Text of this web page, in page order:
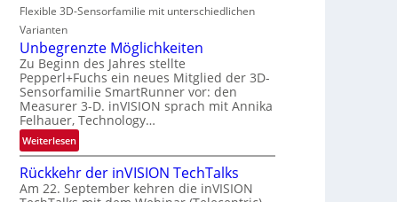
S
i
e
s
-
B
-
R
u
n
R
e
g
i
o
n
c
t
r
a
l
N
e
w
s
‘
Flexible 3D-Sensorfamilie mit unterschiedlichen
Varianten
Unbegrenzte Möglichkeiten
Zu Beginn des Jahres stellte
Pepperl+Fuchs ein neues Mitglied der 3D-
Sensorfamilie SmartRunner vor: den
Measurer 3-D. inVISION sprach mit Annika
Felhauer, Technology…
Weiterlesen:
U
n
b
Rückkehr der inVISION TechTalks
Am 22. September kehren die inVISION